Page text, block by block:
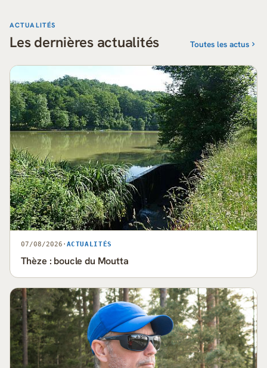
ACTUALITÉS
Les dernières actualités Toutes les actus
07/08/2026 · ACTUALITÉS
Thèze : boucle du Moutta